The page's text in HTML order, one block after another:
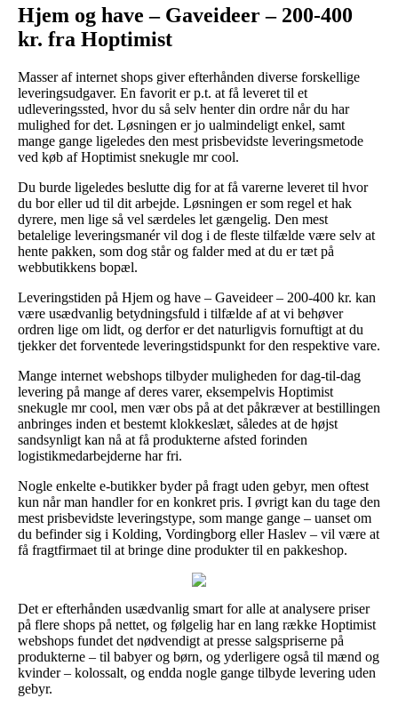
Hjem og have – Gaveideer – 200-400
kr. fra Hoptimist
Masser af internet shops giver efterhånden diverse forskellige
leveringsudgaver. En favorit er p.t. at få leveret til et
udleveringssted, hvor du så selv henter din ordre når du har
mulighed for det. Løsningen er jo ualmindeligt enkel, samt
mange gange ligeledes den mest prisbevidste leveringsmetode
ved køb af Hoptimist snekugle mr cool.
Du burde ligeledes beslutte dig for at få varerne leveret til hvor
du bor eller ud til dit arbejde. Løsningen er som regel et hak
dyrere, men lige så vel særdeles let gængelig. Den mest
betalelige leveringsmanér vil dog i de fleste tilfælde være selv at
hente pakken, som dog står og falder med at du er tæt på
webbutikkens bopæl.
Leveringstiden på Hjem og have – Gaveideer – 200-400 kr. kan
være usædvanlig betydningsfuld i tilfælde af at vi behøver
ordren lige om lidt, og derfor er det naturligvis fornuftigt at du
tjekker det forventede leveringstidspunkt for den respektive vare.
Mange internet webshops tilbyder muligheden for dag-til-dag
levering på mange af deres varer, eksempelvis Hoptimist
snekugle mr cool, men vær obs på at det påkræver at bestillingen
anbringes inden et bestemt klokkeslæt, således at de højst
sandsynligt kan nå at få produkterne afsted forinden
logistikmedarbejderne har fri.
Nogle enkelte e-butikker byder på fragt uden gebyr, men oftest
kun når man handler for en konkret pris. I øvrigt kan du tage den
mest prisbevidste leveringstype, som mange gange – uanset om
du befinder sig i Kolding, Vordingborg eller Haslev – vil være at
få fragtfirmaet til at bringe dine produkter til en pakkeshop.
Det er efterhånden usædvanlig smart for alle at analysere priser
på flere shops på nettet, og følgelig har en lang række Hoptimist
webshops fundet det nødvendigt at presse salgspriserne på
produkterne – til babyer og børn, og yderligere også til mænd og
kvinder – kolossalt, og endda nogle gange tilbyde levering uden
gebyr.